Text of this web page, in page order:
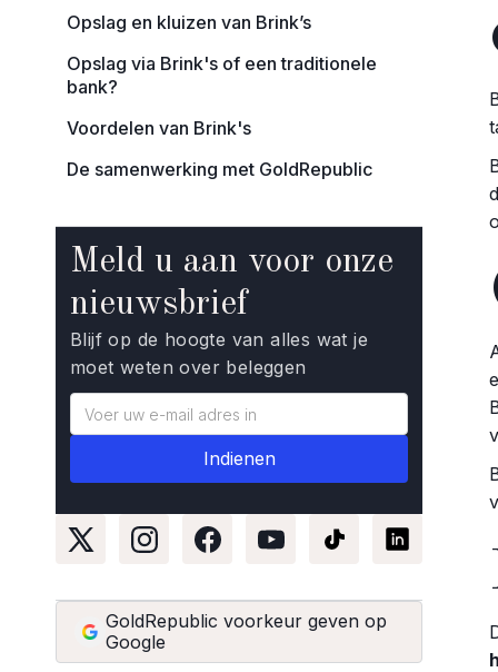
Opslag en kluizen van Brink’s
Opslag via Brink's of een traditionele
bank?
Voordelen van Brink's
De samenwerking met GoldRepublic
Meld u aan voor onze
nieuwsbrief
Blijf op de hoogte van alles wat je
moet weten over beleggen
GoldRepublic voorkeur geven op
Google